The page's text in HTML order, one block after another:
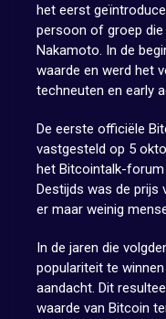
het eerst
persoon of groep
Nakamoto. In de
waarde en werd het
techneuten en early
De eerste officiële
vastgesteld op 5
het Bitcointalk-forum
Destijds was de prijs
er maar weinig
In de jaren die
populariteit te
aandacht. Dit
waarde van Bitcoin